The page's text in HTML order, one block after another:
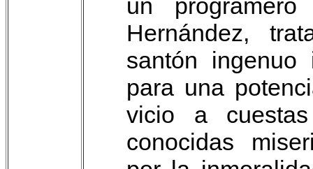
un programero
Hernández,
santón
para una
vicio a
conocidas